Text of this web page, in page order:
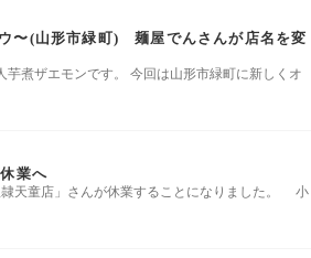
〜(山形市緑町) 麺屋でんさんが店名を変
煮ザエモンです。 今回は山形市緑町に新しくオ
業へ
隷天童店」さんが休業することになりました。 小